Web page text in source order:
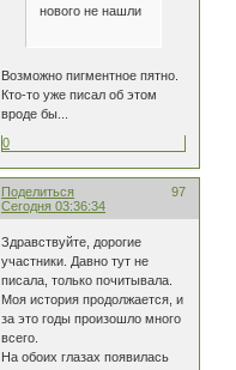
нового не нашли
Возможно пигментное пятно.
Кто-то уже писал об этом
вроде бы...
0
Поделиться
97
Сегодня 03:36:34
Здравствуйте, дорогие
участники. Давно тут не
писала, только почитывала.
Моя история продолжается, и
за это годы произошло много
всего.
На обоих глазах появилась